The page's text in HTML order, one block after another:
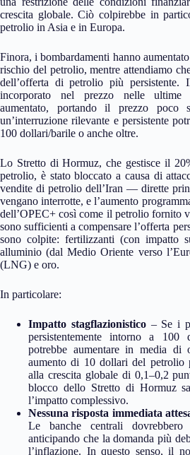
crescita globale. Ciò colpirebbe in
petrolio in Asia e in Europa.
Finora, i bombardamenti hanno
rischio del petrolio, mentre attendiamo
dell’offerta di petrolio più
incorporato nel prezzo nelle ultime
aumentato, portando il prezzo poco
un’interruzione rilevante e persistente
100 dollari/barile o anche oltre.
Lo Stretto di Hormuz, che gestisce il
petrolio, è stato bloccato a causa di
vendite di petrolio dell’Iran — dirette
vengano interrotte, e l’aumento
dell’OPEC+ così come il petrolio fornito
sono sufficienti a compensare l’offerta
sono colpite: fertilizzanti (con impatto
alluminio (dal Medio Oriente verso
(LNG) e oro.
In particolare:
Impatto stagflazionistico – Se i
persistentemente intorno a 100
potrebbe aumentare in media
aumento di 10 dollari del petrolio
alla crescita globale di 0,1–0,2
blocco dello Stretto di Hormuz
l’impatto complessivo.
Nessuna risposta immediata
Le banche centrali
anticipando che la domanda più
l’inflazione. In questo senso, il